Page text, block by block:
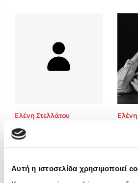
Αυτή η ιστοσελίδα χρησιμοποιεί
Benzamin Bécue
Rebecca Yarros
Ali Hazelwood
Cori Doerrfeld
Pierdomenico Baccalario
Δανάη Ιμπραχήμ
Ελένη Στελλάτου